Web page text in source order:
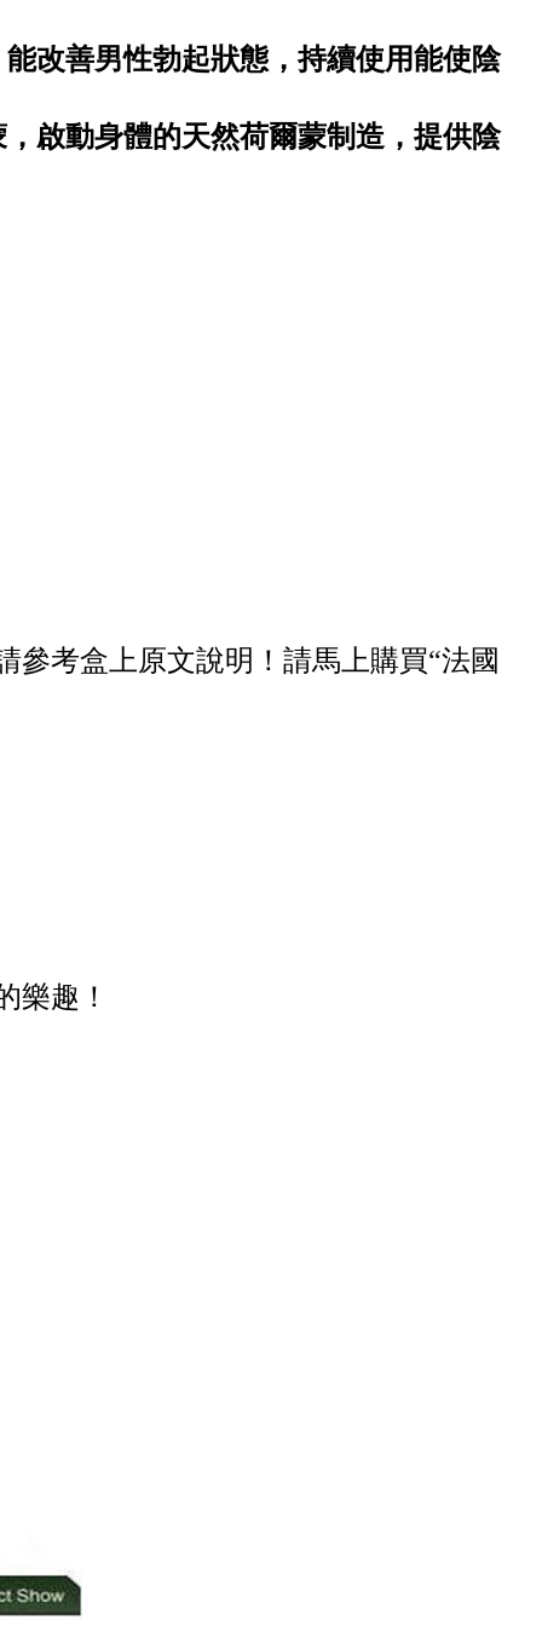
改善男性勃起狀態，持續使用能使陰
啟動身體的天然荷爾蒙制造，提供陰
參考盒上原文說明！請馬上購買“法國
樂趣！